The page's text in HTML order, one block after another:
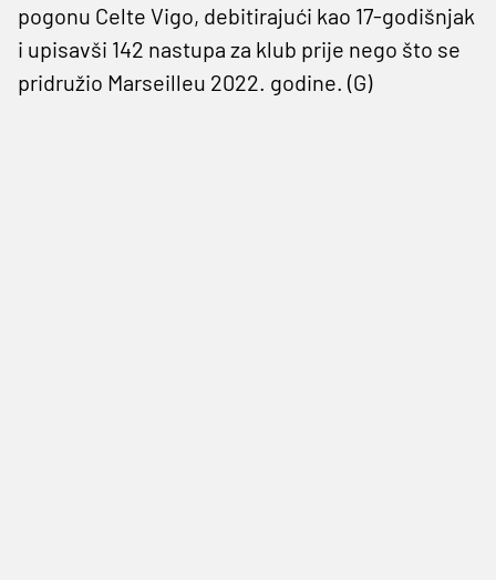
pogonu Celte Vigo, debitirajući kao 17-godišnjak
i upisavši 142 nastupa za klub prije nego što se
pridružio Marseilleu 2022. godine. (G)